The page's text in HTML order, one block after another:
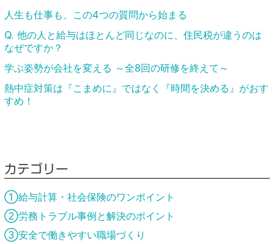
人生も仕事も、この4つの質問から始まる
Q. 他の人と給与はほとんど同じなのに、住民税が違うのは
なぜですか？
学ぶ姿勢が会社を変える ～全8回の研修を終えて～
熱中症対策は『こまめに』ではなく『時間を決める』がおす
すめ！
カテゴリー
①給与計算・社会保険のワンポイント
②労務トラブル事例と解決のポイント
③安全で働きやすい職場づくり